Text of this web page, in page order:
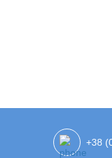
+38